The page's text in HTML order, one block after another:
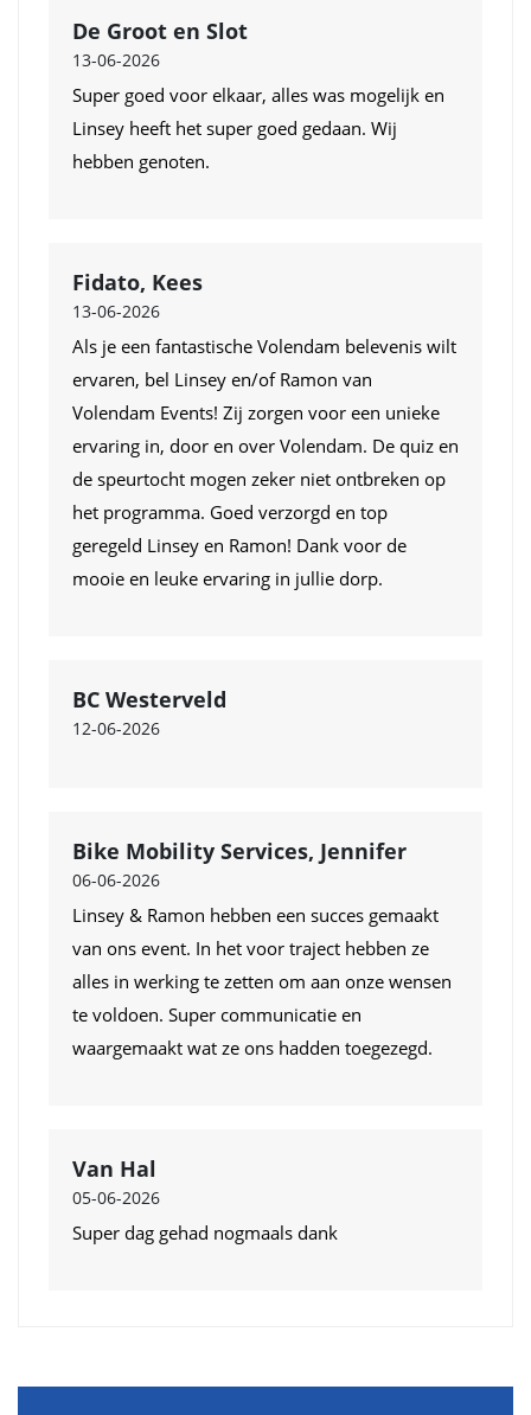
De Groot en Slot
13-06-2026
Super goed voor elkaar, alles was mogelijk en
Linsey heeft het super goed gedaan. Wij
hebben genoten.
Fidato, Kees
13-06-2026
Als je een fantastische Volendam belevenis wilt
ervaren, bel Linsey en/of Ramon van
Volendam Events! Zij zorgen voor een unieke
ervaring in, door en over Volendam. De quiz en
de speurtocht mogen zeker niet ontbreken op
het programma. Goed verzorgd en top
geregeld Linsey en Ramon! Dank voor de
mooie en leuke ervaring in jullie dorp.
BC Westerveld
12-06-2026
Bike Mobility Services, Jennifer
06-06-2026
Linsey & Ramon hebben een succes gemaakt
van ons event. In het voor traject hebben ze
alles in werking te zetten om aan onze wensen
te voldoen. Super communicatie en
waargemaakt wat ze ons hadden toegezegd.
Van Hal
05-06-2026
Super dag gehad nogmaals dank